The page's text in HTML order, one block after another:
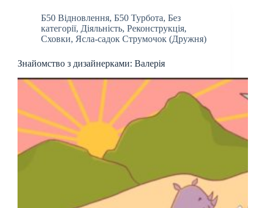
Б50 Відновлення, Б50 Турбота, Без
категорії, Діяльність, Реконструкція,
Сховки, Ясла-садок Струмочок (Дружня)
Знайомство з дизайнерками: Валерія